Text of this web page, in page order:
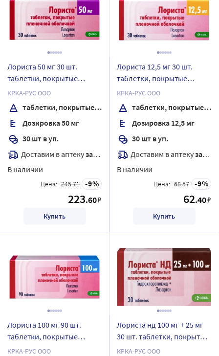
Лориста 50 мг 30 шт.
таблетки, покрытые
пленочной оболочкой
КРКА-РУС ООО
таблетки, покрытые пленочной оболочкой
Дозировка 50 мг
30 шт в уп.
Доставим в аптекузавтра
В наличии
Цена: 245.71 9
223.60₽
Купить
Лориста 12,5 мг 30 шт.
таблетки, покрытые
пленочной оболочкой
КРКА-РУС ООО
таблетки, покрытые пленочной оболочкой
Дозировка 12,5 мг
30 шт в уп.
Доставим в аптекузавтра
В наличии
Цена: 68.57 9
62.40₽
Купить
Лориста 100 мг 90 шт.
таблетки, покрытые
пленочной оболочкой
КРКА-РУС ООО
Лориста нд 100 мг + 25 мг
30 шт. таблетки, покрытые
пленочной оболочкой
КРКА-РУС ООО